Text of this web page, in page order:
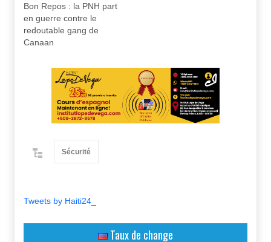
Bon Repos : la PNH part
en guerre contre le
redoutable gang de
Canaan
Sécurité
Tweets by Haiti24_
Taux de change